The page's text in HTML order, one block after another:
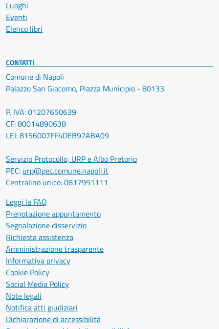
Luoghi
Eventi
Elenco libri
CONTATTI
Comune di Napoli
Palazzo San Giacomo, Piazza Municipio - 80133
P. IVA: 01207650639
CF: 80014890638
LEI: 8156007FF4DEB97ABA09
Servizio Protocollo, URP e Albo Pretorio
PEC: urp@pec.comune.napoli.it
Centralino unico:0817951111
Leggi le FAQ
Prenotazione appuntamento
Segnalazione disservizio
Richiesta assistenza
Amministrazione trasparente
Informativa privacy
Cookie Policy
Social Media Policy
Note legali
Notifica atti giudiziari
Dichiarazione di accessibilità